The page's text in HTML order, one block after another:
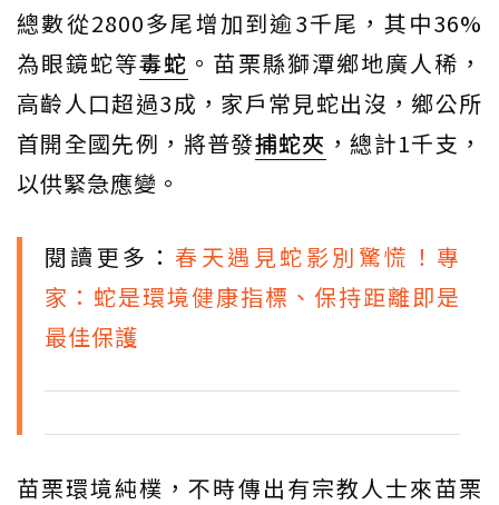
總數從2800多尾增加到逾3千尾，其中36%
為眼鏡蛇等毒蛇 。苗栗縣獅潭鄉地廣人稀，
高齡人口超過3成，家戶常見蛇出沒，鄉公所
首開全國先例，將普發捕蛇夾 ，總計1千支，
以供緊急應變。
閱讀更多： 春天遇見蛇影別驚慌！專
家：蛇是環境健康指標、保持距離即是
最佳保護
苗栗環境純樸，不時傳出有宗教人士來苗栗